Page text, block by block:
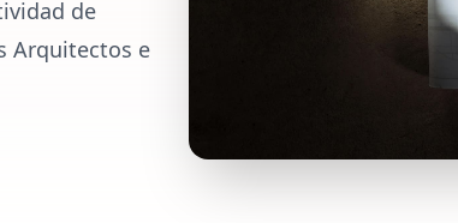
de
Arquitectos e